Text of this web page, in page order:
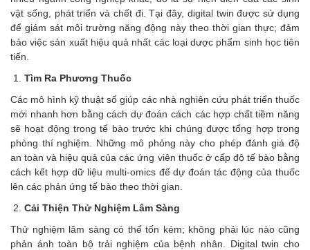
vật sống, phát triển và chết đi. Tại đây, digital twin được sử dụng
để giám sát môi trường năng động này theo thời gian thực; đảm
bảo việc sản xuất hiệu quả nhất các loại dược phẩm sinh học tiên
tiến.
Tìm Ra Phương Thuốc
Các mô hình kỹ thuật số giúp các nhà nghiên cứu phát triển thuốc
mới nhanh hơn bằng cách dự đoán cách các hợp chất tiềm năng
sẽ hoạt động trong tế bào trước khi chúng được tổng hợp trong
phòng thí nghiệm. Những mô phỏng này cho phép đánh giá độ
an toàn và hiệu quả của các ứng viên thuốc ở cấp độ tế bào bằng
cách kết hợp dữ liệu multi-omics để dự đoán tác động của thuốc
lên các phản ứng tế bào theo thời gian.
Cải Thiện Thử Nghiệm Lâm Sàng
Thử nghiệm lâm sàng có thể tốn kém; không phải lúc nào cũng
phản ánh toàn bộ trải nghiệm của bệnh nhân. Digital twin cho